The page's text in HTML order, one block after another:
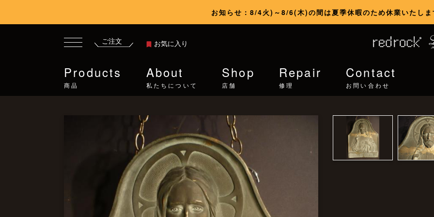
お知らせ：8/4火)～8/6(木)の間は夏季休暇のため休業いたしま
ご注文 お気に入り
Products
商品
About
私たちについて
Shop
店舗
Repair
修理
Contact
お問い合わせ